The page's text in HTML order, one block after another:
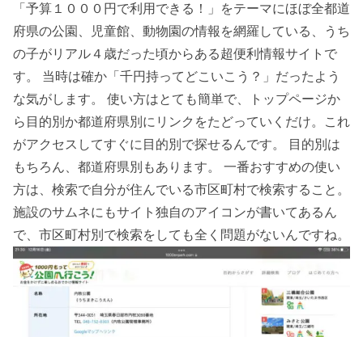
「予算１０００円で利用できる！」をテーマにほぼ全都道
府県の公園、児童館、動物園の情報を網羅している、うち
の子がリアル４歳だった頃からある超便利情報サイトで
す。 当時は確か「千円持ってどこいこう？」だったよう
な気がします。 使い方はとても簡単で、トップページか
ら目的別か都道府県別にリンクをたどっていくだけ。これ
がアクセスしてすぐに目的別で探せるんです。 目的別は
もちろん、都道府県別もあります。 一番おすすめの使い
方は、検索で自分が住んでいる市区町村で検索すること。
施設のサムネにもサイト独自のアイコンが書いてあるん
で、市区町村別で検索をしても全く問題がないんですね。